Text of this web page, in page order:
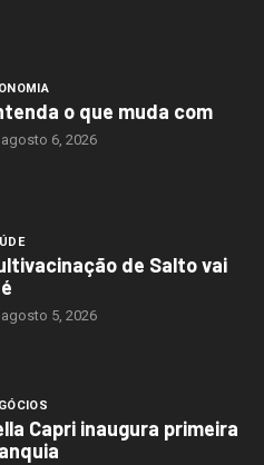
o que muda com
agosto 6, 2026
de Salto vai
agosto 5, 2026
Capri inaugura primeira